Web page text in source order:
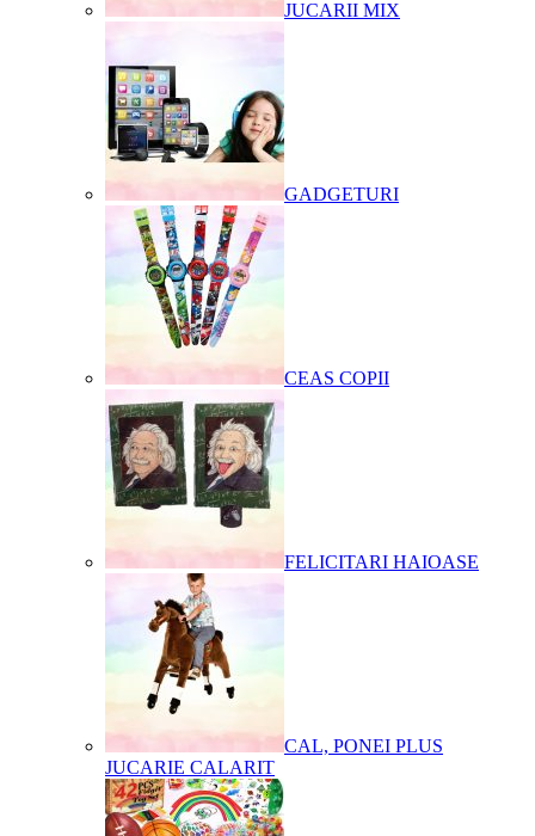
JUCARII MIX
GADGETURI
CEAS COPII
FELICITARI HAIOASE
CAL, PONEI PLUS
JUCARIE CALARIT